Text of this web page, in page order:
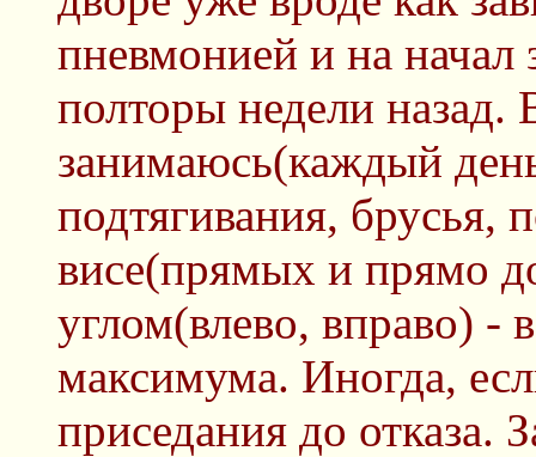
пневмонией и на начал
полторы недели назад.
занимаюсь(каждый
подтягивания, брусья,
висе(прямых и прямо
углом(влево, вправо) -
максимума. Иногда,
приседания до отказа.